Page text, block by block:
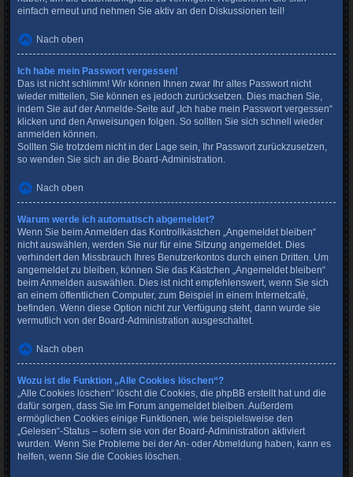
einfach erneut und nehmen Sie aktiv an den Diskussionen teil!
Nach oben
Ich habe mein Passwort vergessen!
Das ist nicht schlimm! Wir können Ihnen zwar Ihr altes Passwort nicht
wieder mitteilen, Sie können es jedoch zurücksetzen. Dies machen Sie,
indem Sie auf der Anmelde-Seite auf „Ich habe mein Passwort vergessen“
klicken und den Anweisungen folgen. So sollten Sie sich schnell wieder
anmelden können.
Sollten Sie trotzdem nicht in der Lage sein, Ihr Passwort zurückzusetzen,
so wenden Sie sich an die Board-Administration.
Nach oben
Warum werde ich automatisch abgemeldet?
Wenn Sie beim Anmelden das Kontrollkästchen „Angemeldet bleiben“
nicht auswählen, werden Sie nur für eine Sitzung angemeldet. Dies
verhindert den Missbrauch Ihres Benutzerkontos durch einen Dritten. Um
angemeldet zu bleiben, können Sie das Kästchen „Angemeldet bleiben“
beim Anmelden auswählen. Dies ist nicht empfehlenswert, wenn Sie sich
an einem öffentlichen Computer, zum Beispiel in einem Internetcafé,
befinden. Wenn diese Option nicht zur Verfügung steht, dann wurde sie
vermutlich von der Board-Administration ausgeschaltet.
Nach oben
Wozu ist die Funktion „Alle Cookies löschen“?
„Alle Cookies löschen“ löscht die Cookies, die phpBB erstellt hat und die
dafür sorgen, dass Sie im Forum angemeldet bleiben. Außerdem
ermöglichen Cookies einige Funktionen, wie beispielsweise den
„Gelesen“-Status – sofern sie von der Board-Administration aktiviert
wurden. Wenn Sie Probleme bei der An- oder Abmeldung haben, kann es
helfen, wenn Sie die Cookies löschen.